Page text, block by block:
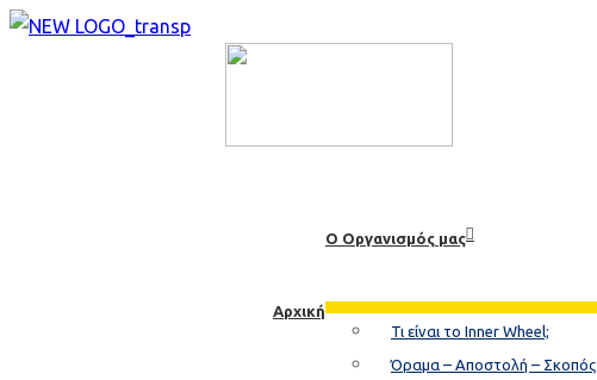
Αρχική
Ο Οργανισμός μας
Τι είναι το Inner Wheel;
Όραμα – Αποστολή – Σκοπός